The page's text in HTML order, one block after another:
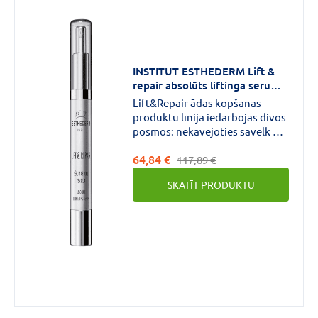
INSTITUT ESTHEDERM Lift &
repair absolūts liftinga serums
30 ml
Lift&Repair ādas kopšanas
produktu līnija iedarbojas divos
posmos: nekavējoties savelk un
atjauno ādas struktūru un
nostiprina ādu. Augsti
koncentrēts, spēcīgas
iedarbības ādas kopšanas
64,84 € 117,89 €
SKATĪT PRODUKTU